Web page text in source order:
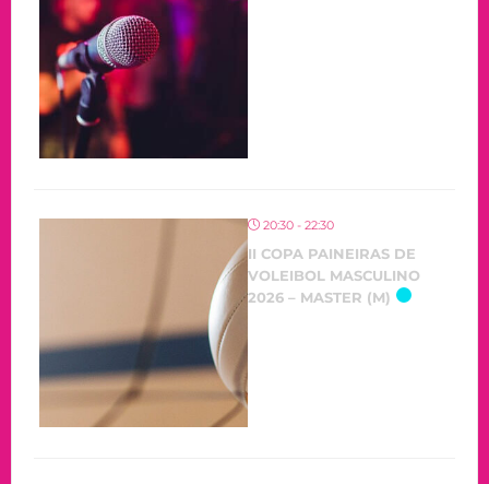
20:30 - 22:30
II COPA PAINEIRAS DE
VOLEIBOL MASCULINO
2026 – MASTER (M)